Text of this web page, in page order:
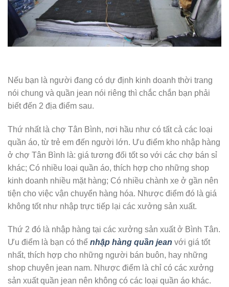
Nếu bạn là người đang có dự định kinh doanh thời trang
nói chung và quần jean nói riêng thì chắc chắn bạn phải
biết đến 2 địa điểm sau.
Thứ nhất là chợ Tân Bình, nơi hầu như có tất cả các loại
quần áo, từ trẻ em đến người lớn. Ưu điểm kho nhập hàng
ở chợ Tân Bình là: giá tương đối tốt so với các chợ bán sỉ
khác; Có nhiều loại quần áo, thích hợp cho những shop
kinh doanh nhiều mặt hàng; Có nhiều chành xe ở gần nên
tiện cho việc vận chuyển hàng hóa. Nhược điểm đó là giá
không tốt như nhập trực tiếp lại các xưởng sản xuất.
Thứ 2 đó là nhập hàng tại các xưởng sản xuất ở Bình Tân.
Ưu điểm là bạn có thể nhập hàng quần jean với giá tốt
nhất, thích hợp cho những người bán buôn, hay những
shop chuyên jean nam. Nhược điểm là chỉ có các xưởng
sản xuất quần jean nên không có các loại quần áo khác.